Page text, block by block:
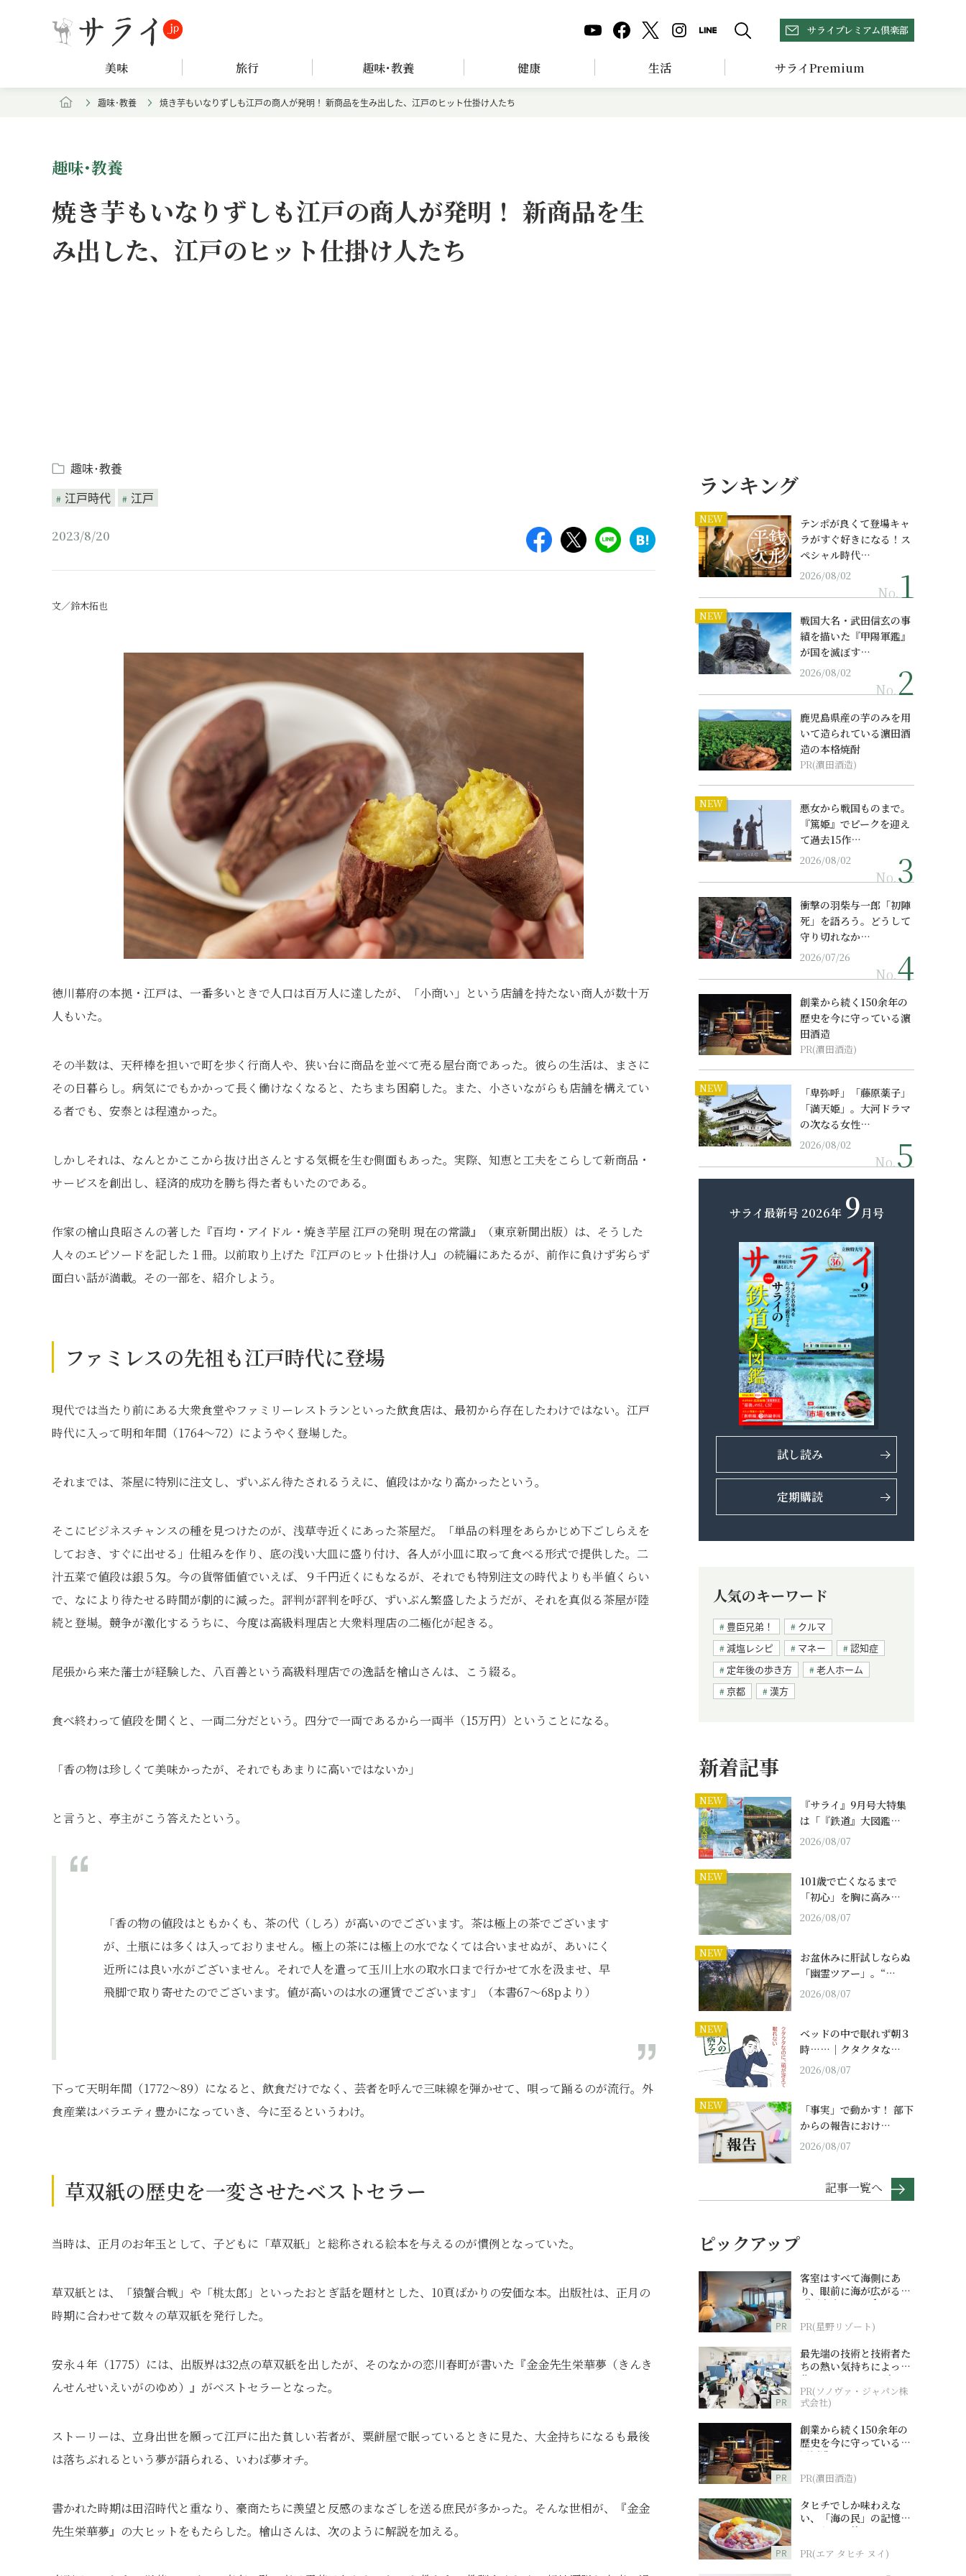
サライプレミアム倶楽部
美味 旅行 趣味･教養 健康 生活 サライPremium
趣味･教養 焼き芋もいなりずしも江戸の商人が発明！ 新商品を生み出した、江戸のヒット仕掛け人たち
趣味･教養
焼き芋もいなりずしも江戸の商人が発明！ 新商品を生
み出した、江戸のヒット仕掛け人たち
趣味･教養
江戸時代
江戸
2023/8/20
文／鈴木拓也
徳川幕府の本拠・江戸は、一番多いときで人口は百万人に達したが、「小商い」という店舗を持たない商人が数十万
人もいた。
その半数は、天秤棒を担いで町を歩く行商人や、狭い台に商品を並べて売る屋台商であった。彼らの生活は、まさに
その日暮らし。病気にでもかかって長く働けなくなると、たちまち困窮した。また、小さいながらも店舗を構えてい
る者でも、安泰とは程遠かった。
しかしそれは、なんとかここから抜け出さんとする気概を生む側面もあった。実際、知恵と工夫をこらして新商品・
サービスを創出し、経済的成功を勝ち得た者もいたのである。
作家の檜山良昭さんの著した『百均・アイドル・焼き芋屋 江戸の発明 現在の常識』（東京新聞出版）は、そうした
人々のエピソードを記した１冊。以前取り上げた『江戸のヒット仕掛け人』の続編にあたるが、前作に負けず劣らず
面白い話が満載。その一部を、紹介しよう。
ファミレスの先祖も江戸時代に登場
現代では当たり前にある大衆食堂やファミリーレストランといった飲食店は、最初から存在したわけではない。江戸
時代に入って明和年間（1764～72）にようやく登場した。
それまでは、茶屋に特別に注文し、ずいぶん待たされるうえに、値段はかなり高かったという。
そこにビジネスチャンスの種を見つけたのが、浅草寺近くにあった茶屋だ。「単品の料理をあらかじめ下ごしらえを
しておき、すぐに出せる」仕組みを作り、底の浅い大皿に盛り付け、各人が小皿に取って食べる形式で提供した。二
汁五菜で値段は銀５匁。今の貨幣価値でいえば、９千円近くにもなるが、それでも特別注文の時代よりも半値くらい
で、なにより待たせる時間が劇的に減った。評判が評判を呼び、ずいぶん繁盛したようだが、それを真似る茶屋が陸
続と登場。競争が激化するうちに、今度は高級料理店と大衆料理店の二極化が起きる。
尾張から来た藩士が経験した、八百善という高級料理店での逸話を檜山さんは、こう綴る。
食べ終わって値段を聞くと、一両二分だという。四分で一両であるから一両半（15万円）ということになる。
「香の物は珍しくて美味かったが、それでもあまりに高いではないか」
と言うと、亭主がこう答えたという。
「香の物の値段はともかくも、茶の代（しろ）が高いのでございます。茶は極上の茶でございます
が、土瓶には多くは入っておりません。極上の茶には極上の水でなくては合いませぬが、あいにく
近所には良い水がございません。それで人を遣って玉川上水の取水口まで行かせて水を汲ませ、早
飛脚で取り寄せたのでございます。値が高いのは水の運賃でございます」（本書67～68pより）
下って天明年間（1772～89）になると、飲食だけでなく、芸者を呼んで三味線を弾かせて、唄って踊るのが流行。外
食産業はバラエティ豊かになっていき、今に至るというわけ。
草双紙の歴史を一変させたベストセラー
当時は、正月のお年玉として、子どもに「草双紙」と総称される絵本を与えるのが慣例となっていた。
草双紙とは、「猿蟹合戦」や「桃太郎」といったおとぎ話を題材とした、10頁ばかりの安価な本。出版社は、正月の
時期に合わせて数々の草双紙を発行した。
安永４年（1775）には、出版界は32点の草双紙を出したが、そのなかの恋川春町が書いた『金金先生栄華夢（きんき
んせんせいえいがのゆめ）』がベストセラーとなった。
ストーリーは、立身出世を願って江戸に出た貧しい若者が、粟餅屋で眠っているときに見た、大金持ちになるも最後
は落ちぶれるという夢が語られる、いわば夢オチ。
書かれた時期は田沼時代と重なり、豪商たちに羨望と反感のまなざしを送る庶民が多かった。そんな世相が、『金金
先生栄華夢』の大ヒットをもたらした。檜山さんは、次のように解説を加える。
ランキング
NEW
テンポが良くて登場キャ
ラがすぐ好きになる！ス
ペシャル時代…
2026/08/02
No.
NEW
戦国大名・武田信玄の事
績を描いた『甲陽軍鑑』
が国を滅ぼす…
2026/08/02
No.
鹿児島県産の芋のみを用
いて造られている濵田酒
造の本格焼酎
PR(濵田酒造)
NEW
悪女から戦国ものまで。
『篤姫』でピークを迎え
て過去15作…
2026/08/02
No.
衝撃の羽柴与一郎「初陣
死」を語ろう。どうして
守り切れなか…
2026/07/26
No.
創業から続く150余年の
歴史を今に守っている濵
田酒造
PR(濵田酒造)
NEW
「卑弥呼」「藤原薬子」
「満天姫」。大河ドラマ
の次なる女性…
2026/08/02
No.
サライ最新号 2026年 9月号
試し読み
定期購読
人気のキーワード
豊臣兄弟！
クルマ
減塩レシピ
マネー
認知症
定年後の歩き方
老人ホーム
京都
漢方
新着記事
NEW
『サライ』9月号大特集
は「『鉄道』大図鑑…
2026/08/07
NEW
101歳で亡くなるまで
「初心」を胸に高み…
2026/08/07
NEW
お盆休みに肝試しならぬ
「幽霊ツアー」。“…
2026/08/07
NEW
ベッドの中で眠れず朝３
時……｜クタクタな…
2026/08/07
NEW
「事実」で動かす！ 部下
からの報告におけ…
2026/08/07
記事一覧へ
ピックアップ
PR
客室はすべて海側にあ
り、眼前に海が広がる
『西表島ホテル by 星野
PR(星野リゾート)
PR
最先端の技術と技術者た
ちの熱い気持ちによって
作られているオーダーメ
イド補聴器
PR(ソノヴァ・ジャパン株
式会社)
PR
創業から続く150余年の
歴史を今に守っている濵
田酒造
PR(濵田酒造)
PR
タヒチでしか味わえな
い、「海の民」の記憶へ
とつながる旅
PR(エア タヒチ ヌイ)